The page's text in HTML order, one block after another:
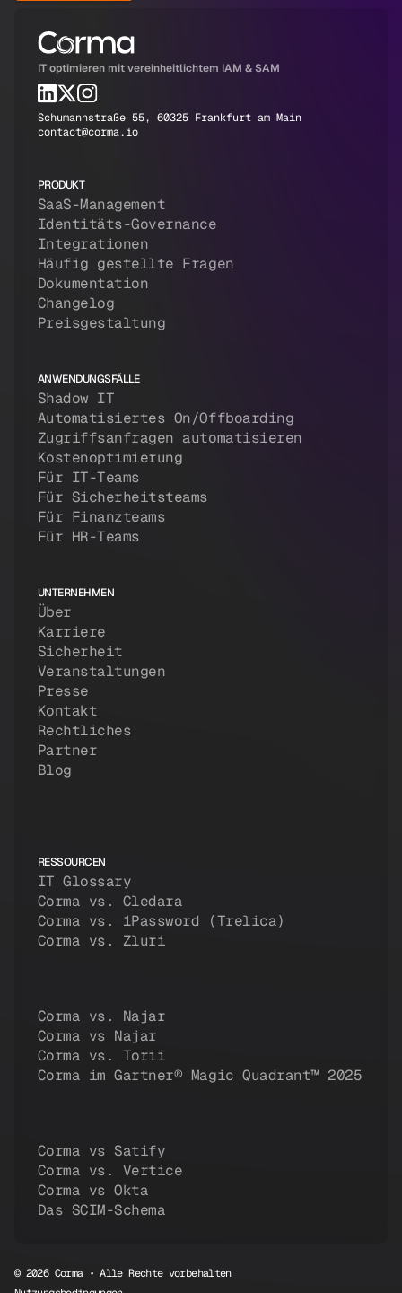
IT optimieren mit vereinheitlichtem IAM & SAM
Schumannstraße 55, 60325 Frankfurt am Main
contact@corma.io
PRODUKT
SaaS-Management
Identitäts-Governance
Integrationen
Häufig gestellte Fragen
Dokumentation
Changelog
Preisgestaltung
ANWENDUNGSFÄLLE
Shadow IT
Automatisiertes On/Offboarding
Zugriffsanfragen automatisieren
Kostenoptimierung
Für IT-Teams
Für Sicherheitsteams
Für Finanzteams
Für HR-Teams
UNTERNEHMEN
Über
Karriere
Sicherheit
Veranstaltungen
Presse
Kontakt
Rechtliches
Partner
Blog
RESSOURCEN
IT Glossary
Corma vs. Cledara
Corma vs. 1Password (Trelica)
Corma vs. Zluri
Corma vs. Najar
Corma vs Najar
Corma vs. Torii
Corma im Gartner® Magic Quadrant™ 2025
Corma vs Satify
Corma vs. Vertice
Corma vs Okta
Das SCIM-Schema
© 2026 Corma • Alle Rechte vorbehalten